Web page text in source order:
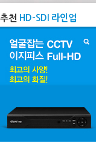
추천 HD-SDI 라인업